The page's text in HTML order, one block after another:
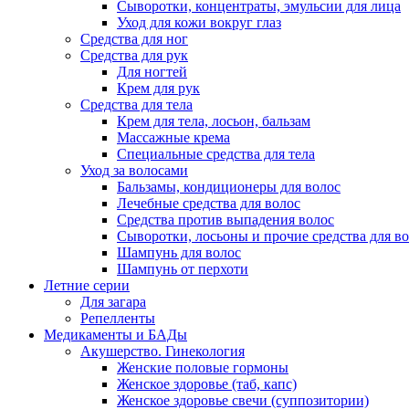
Сыворотки, концентраты, эмульсии для лица
Уход для кожи вокруг глаз
Средства для ног
Средства для рук
Для ногтей
Крем для рук
Средства для тела
Крем для тела, лосьон, бальзам
Массажные крема
Специальные средства для тела
Уход за волосами
Бальзамы, кондиционеры для волос
Лечебные средства для волос
Средства против выпадения волос
Сыворотки, лосьоны и прочие средства для
Шампунь для волос
Шампунь от перхоти
Летние серии
Для загара
Репелленты
Медикаменты и БАДы
Акушерство. Гинекология
Женские половые гормоны
Женское здоровье (таб, капс)
Женское здоровье свечи (суппозитории)